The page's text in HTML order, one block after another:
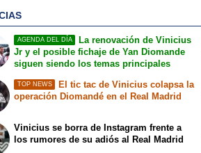
AGENDA DEL DÍA
La renovación de Vinicius
Jr y el posible fichaje de Yan Diomande
siguen siendo los temas principales
TOP NEWS
El tic tac de Vinicius colapsa la
operación Diomandé en el Real Madrid
Vinicius se borra de Instagram frente a
los rumores de su adiós al Real Madrid